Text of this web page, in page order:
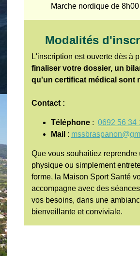
Marche nordique de
Modalités
L'inscription est ouverte dès à
finaliser votre dossier, un
qu'un certificat médical sont
Contact :
Téléphone : 0692 56 34
Mail :
Que vous souhaitiez reprendre
physique ou simplement
forme, la Maison Sport Santé
accompagne avec des
vos besoins, dans une
bienveillante et conviviale.